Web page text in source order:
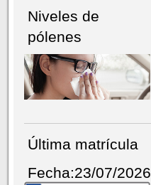
Niveles de
pólenes
Última matrícula
Fecha:23/07/2026